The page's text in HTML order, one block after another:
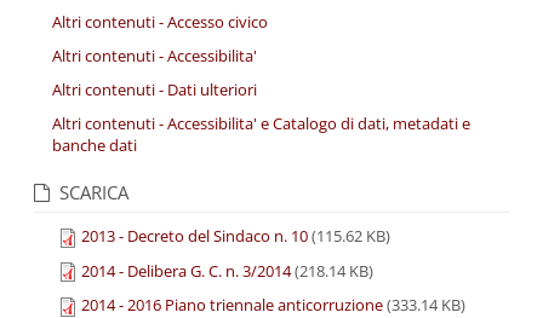
Altri contenuti - Accesso civico
Altri contenuti - Accessibilita'
Altri contenuti - Dati ulteriori
Altri contenuti - Accessibilita' e Catalogo di dati, metadati e
banche dati
SCARICA
2013 - Decreto del Sindaco n. 10(115.62 KB)
2014 - Delibera G. C. n. 3/2014(218.14 KB)
2014 - 2016 Piano triennale anticorruzione(333.14 KB)